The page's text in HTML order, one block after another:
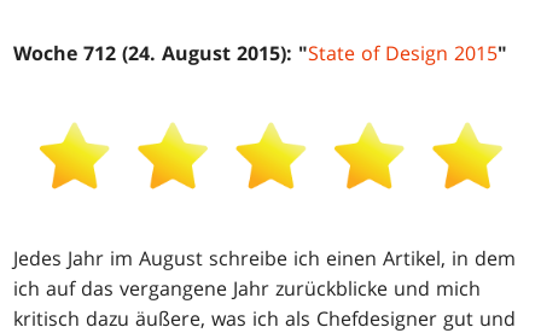
Woche 712 (24. August 2015): "State of Design 2015"
Jedes Jahr im August schreibe ich einen Artikel, in dem
ich auf das vergangene Jahr zurückblicke und mich
kritisch dazu äußere, was ich als Chefdesigner gut und